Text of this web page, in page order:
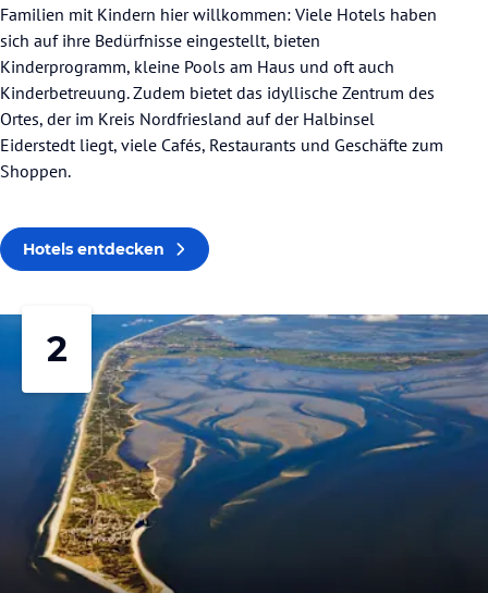
Familien mit Kindern hier willkommen: Viele Hotels haben
sich auf ihre Bedürfnisse eingestellt, bieten
Kinderprogramm, kleine Pools am Haus und oft auch
Kinderbetreuung. Zudem bietet das idyllische Zentrum des
Ortes, der im Kreis Nordfriesland auf der Halbinsel
Eiderstedt liegt, viele Cafés, Restaurants und Geschäfte zum
Shoppen.
Hotels entdecken
2